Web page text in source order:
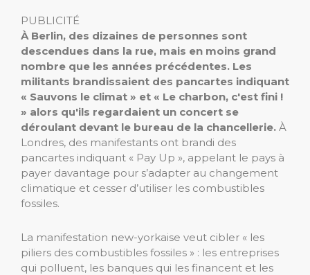
PUBLICITÉ
À Berlin, des dizaines de personnes sont
descendues dans la rue, mais en moins grand
nombre que les années précédentes. Les
militants brandissaient des pancartes indiquant
« Sauvons le climat » et « Le charbon, c'est fini !
» alors qu'ils regardaient un concert se
déroulant devant le bureau de la chancellerie. À
Londres, des manifestants ont brandi des
pancartes indiquant « Pay Up », appelant le pays à
payer davantage pour s’adapter au changement
climatique et cesser d’utiliser les combustibles
fossiles.
La manifestation new-yorkaise veut cibler « les
piliers des combustibles fossiles » : les entreprises
qui polluent, les banques qui les financent et les